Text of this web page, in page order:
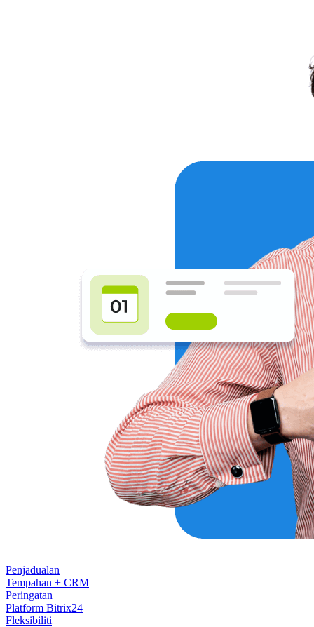
Penjadualan
Tempahan + CRM
Peringatan
Platform Bitrix24
Fleksibiliti